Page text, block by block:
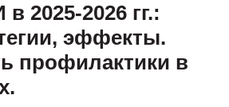
2025-2026 гг.:
эффекты.
профилактики в